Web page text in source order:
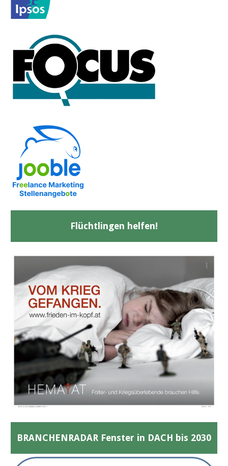
Flüchtlingen helfen!
BRANCHENRADAR Fenster in DACH bis 2030